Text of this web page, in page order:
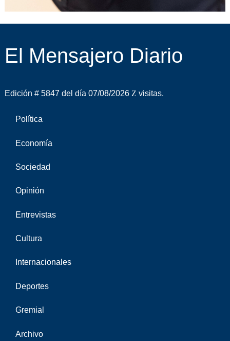
El Mensajero Diario
Edición # 5847 del día 07/08/2026 visitas.
Política
Economía
Sociedad
Opinión
Entrevistas
Cultura
Internacionales
Deportes
Gremial
Archivo